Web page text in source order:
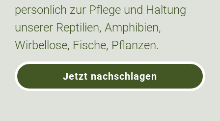
personlich zur Pflege und Haltung
unserer Reptilien, Amphibien,
Wirbellose, Fische, Pflanzen.
Jetzt nachschlagen